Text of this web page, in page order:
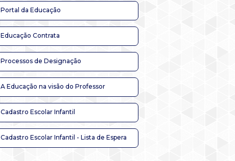
Portal da Educação
Educação Contrata
Processos de Designação
A Educação na visão do Professor
Cadastro Escolar Infantil
Cadastro Escolar Infantil - Lista de Espera